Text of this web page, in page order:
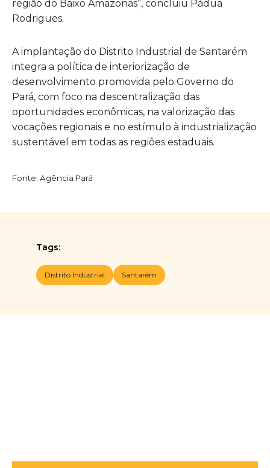
região do Baixo Amazonas”, concluiu Pádua
Rodrigues.
A implantação do Distrito Industrial de Santarém
integra a política de interiorização de
desenvolvimento promovida pelo Governo do
Pará, com foco na descentralização das
oportunidades econômicas, na valorização das
vocações regionais e no estímulo à industrialização
sustentável em todas as regiões estaduais.
Fonte: Agência Pará
Tags:
Distrito Industrial Santarém